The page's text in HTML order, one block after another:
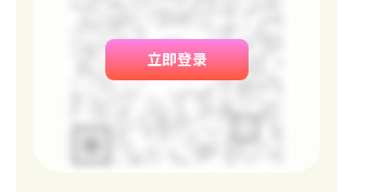
立即登录